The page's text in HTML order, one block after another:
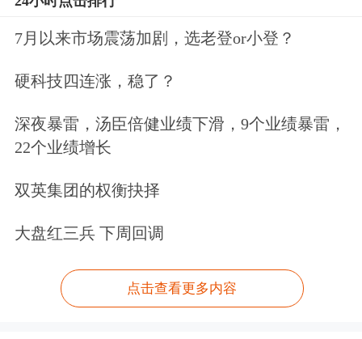
匈牙利和斯洛伐克反对为乌克兰提供更
障碍。此前这些资产需要成员国每隔6
欧盟的法治终结，欧盟领导人把自己置
于规则之上。
7月以来市场震荡加剧，选老登or小登？
硬科技四连涨，稳了？
深夜暴雷，汤臣倍健业绩下滑，9个业绩暴雷，
22个业绩增长
双英集团的权衡抉择
大盘红三兵 下周回调
点击查看更多内容